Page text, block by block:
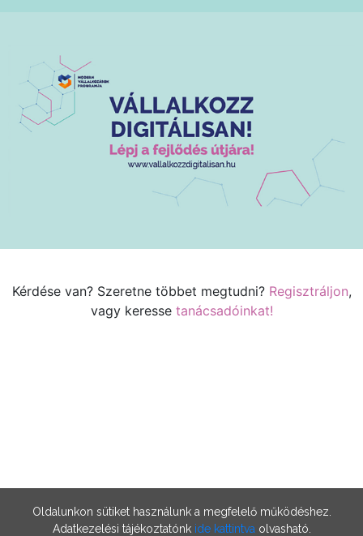
Kérdése van? Szeretne többet megtudni? Regisztráljon,
vagy keresse tanácsadóinkat!
Oldalunkon sütiket használunk a megfelelő működéshez.
Adatkezelési tájékoztatónk ide kattintva olvasható.